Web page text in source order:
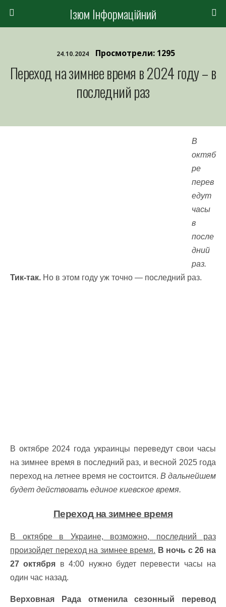
Ізюм Інформаційний
24.10.2024 Просмотрели: 1295
Переход на зимнее время в 2024 году – в
последний раз
В
октяб
ре
перев
едут
часы
в
после
дний
раз.
Тик-так. Но в этом году уж точно — последний раз.
В октябре 2024 года украинцы переведут свои часы
на зимнее время в последний раз, и весной 2025 года
переход на летнее время не состоится. В дальнейшем
будет действовать единое киевское время.
Переход на зимнее время
В октябре в Украине, возможно, последний раз
произойдет переход на зимнее время. В ночь с 26 на
27 октября в 4:00 нужно будет перевести часы на
один час назад.
Верховная Рада отменила сезонный перевод